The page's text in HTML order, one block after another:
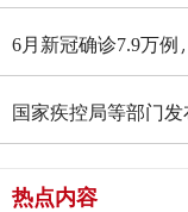
工生育休假“减负礼
6月新冠确诊7.9万例
现小高峰？
国家疾控局等部门
苗程序及说明
热点内容